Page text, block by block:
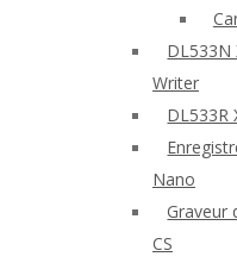
DL533N
Writer
DL533R
Nano
Graveur
CS